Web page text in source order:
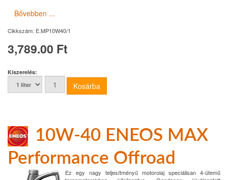
Bővebben ...
Cikkszám: E.MP10W40/1
3,789.00 Ft
Kiszerelés:
10W-40 ENEOS MAX
Performance Offroad
Ez egy nagy teljesítményű motorolaj speciálisan 4-ütemű